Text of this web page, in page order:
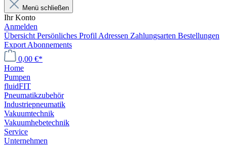
Menü schließen
Ihr Konto
Anmelden
Übersicht Persönliches Profil Adressen Zahlungsarten Bestellungen
Export Abonnements
0,00 €*
Home
Pumpen
fluidFIT
Pneumatikzubehör
Industriepneumatik
Vakuumtechnik
Vakuumhebetechnik
Service
Unternehmen